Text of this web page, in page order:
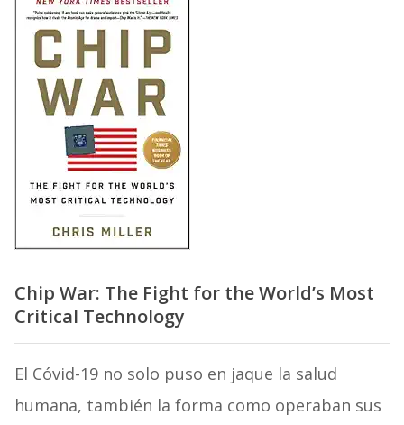
Chip War: The Fight for the World’s Most
Critical Technology
El Cóvid-19 no solo puso en jaque la salud
humana, también la forma como operaban sus